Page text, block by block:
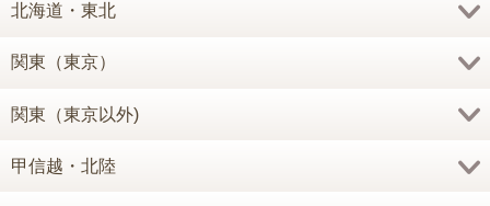
北海道・東北
関東（東京）
関東（東京以外)
甲信越・北陸